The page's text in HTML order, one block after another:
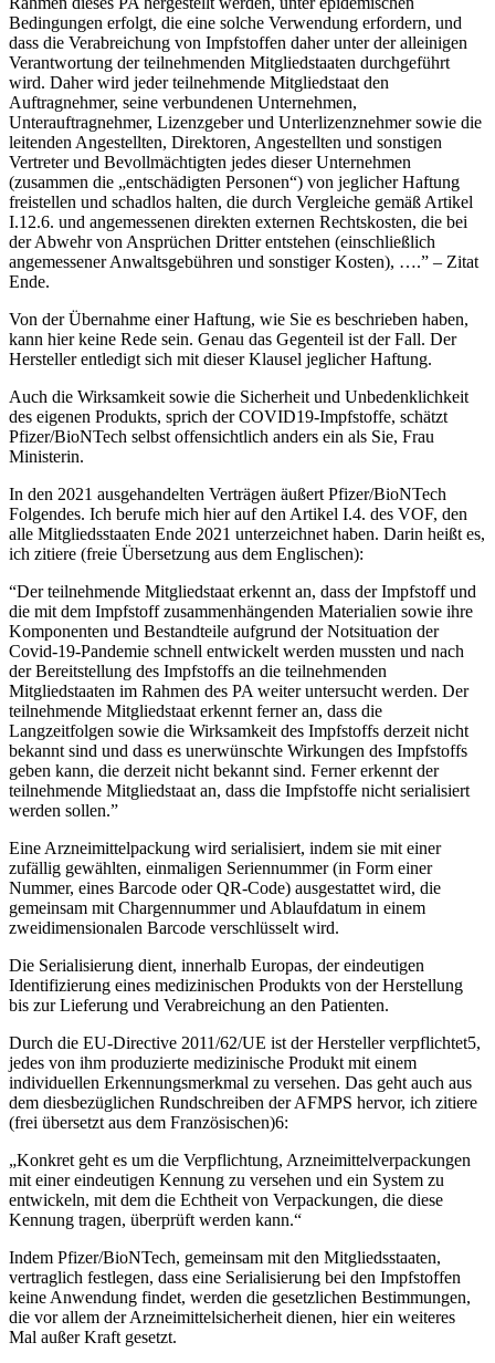
Bedingungen erfolgt, die eine solche Verwendung erfordern, und
dass die Verabreichung von Impfstoffen daher unter der alleinigen
Verantwortung der teilnehmenden Mitgliedstaaten durchgeführt
wird. Daher wird jeder teilnehmende Mitgliedstaat den
Auftragnehmer, seine verbundenen Unternehmen,
Unterauftragnehmer, Lizenzgeber und Unterlizenznehmer sowie die
leitenden Angestellten, Direktoren, Angestellten und sonstigen
Vertreter und Bevollmächtigten jedes dieser Unternehmen
(zusammen die „entschädigten Personen“) von jeglicher Haftung
freistellen und schadlos halten, die durch Vergleiche gemäß Artikel
I.12.6. und angemessenen direkten externen Rechtskosten, die bei
der Abwehr von Ansprüchen Dritter entstehen (einschließlich
angemessener Anwaltsgebühren und sonstiger Kosten), ….” – Zitat
Ende.
Von der Übernahme einer Haftung, wie Sie es beschrieben haben,
kann hier keine Rede sein. Genau das Gegenteil ist der Fall. Der
Hersteller entledigt sich mit dieser Klausel jeglicher Haftung.
Auch die Wirksamkeit sowie die Sicherheit und Unbedenklichkeit
des eigenen Produkts, sprich der COVID19-Impfstoffe, schätzt
Pfizer/BioNTech selbst offensichtlich anders ein als Sie, Frau
Ministerin.
In den 2021 ausgehandelten Verträgen äußert Pfizer/BioNTech
Folgendes. Ich berufe mich hier auf den Artikel I.4. des VOF, den
alle Mitgliedsstaaten Ende 2021 unterzeichnet haben. Darin heißt es,
ich zitiere (freie Übersetzung aus dem Englischen):
“Der teilnehmende Mitgliedstaat erkennt an, dass der Impfstoff und
die mit dem Impfstoff zusammenhängenden Materialien sowie ihre
Komponenten und Bestandteile aufgrund der Notsituation der
Covid-19-Pandemie schnell entwickelt werden mussten und nach
der Bereitstellung des Impfstoffs an die teilnehmenden
Mitgliedstaaten im Rahmen des PA weiter untersucht werden. Der
teilnehmende Mitgliedstaat erkennt ferner an, dass die
Langzeitfolgen sowie die Wirksamkeit des Impfstoffs derzeit nicht
bekannt sind und dass es unerwünschte Wirkungen des Impfstoffs
geben kann, die derzeit nicht bekannt sind. Ferner erkennt der
teilnehmende Mitgliedstaat an, dass die Impfstoffe nicht serialisiert
werden sollen.”
Eine Arzneimittelpackung wird serialisiert, indem sie mit einer
zufällig gewählten, einmaligen Seriennummer (in Form einer
Nummer, eines Barcode oder QR-Code) ausgestattet wird, die
gemeinsam mit Chargennummer und Ablaufdatum in einem
zweidimensionalen Barcode verschlüsselt wird.
Die Serialisierung dient, innerhalb Europas, der eindeutigen
Identifizierung eines medizinischen Produkts von der Herstellung
bis zur Lieferung und Verabreichung an den Patienten.
Durch die EU-Directive 2011/62/UE ist der Hersteller verpflichtet5,
jedes von ihm produzierte medizinische Produkt mit einem
individuellen Erkennungsmerkmal zu versehen. Das geht auch aus
dem diesbezüglichen Rundschreiben der AFMPS hervor, ich zitiere
(frei übersetzt aus dem Französischen)6:
„Konkret geht es um die Verpflichtung, Arzneimittelverpackungen
mit einer eindeutigen Kennung zu versehen und ein System zu
entwickeln, mit dem die Echtheit von Verpackungen, die diese
Kennung tragen, überprüft werden kann.“
Indem Pfizer/BioNTech, gemeinsam mit den Mitgliedsstaaten,
vertraglich festlegen, dass eine Serialisierung bei den Impfstoffen
keine Anwendung findet, werden die gesetzlichen Bestimmungen,
die vor allem der Arzneimittelsicherheit dienen, hier ein weiteres
Mal außer Kraft gesetzt.